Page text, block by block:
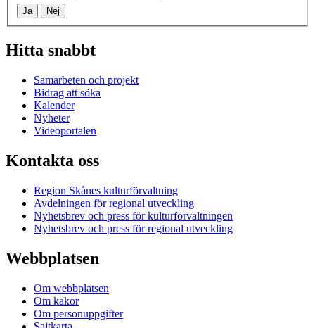
Ja Nej
Hitta snabbt
Samarbeten och projekt
Bidrag att söka
Kalender
Nyheter
Videoportalen
Kontakta oss
Region Skånes kulturförvaltning
Avdelningen för regional utveckling
Nyhetsbrev och press för kulturförvaltningen
Nyhetsbrev och press för regional utveckling
Webbplatsen
Om webbplatsen
Om kakor
Om personuppgifter